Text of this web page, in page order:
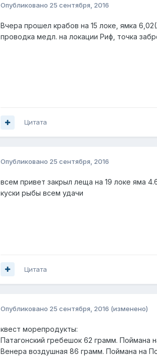
Опубликовано 25 сентября, 2016
Вчера прошел крабов на 15 локе, ямка
проводка медл. на локации Риф, точка
Цитата
Опубликовано 25 сентября, 2016
всем привет закрыл леща на 19 локе яма
куски рыбы всем удачи
Цитата
Опубликовано 25 сентября, 2016 (изменено)
квест морепродукты:
Патагонский гребешок 62 грамм. Поймана
Венера воздушная 86 грамм. Поймана на